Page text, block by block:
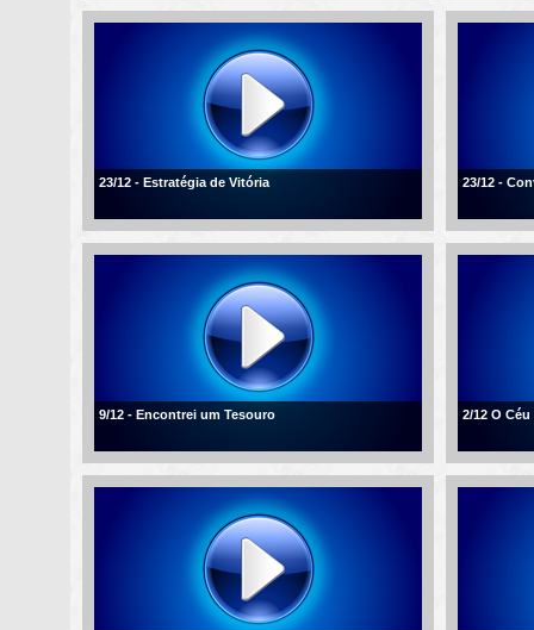
23/12 - Estratégia de Vitória 23/12 -
9/12 - Encontrei um Tesouro 2/12 O